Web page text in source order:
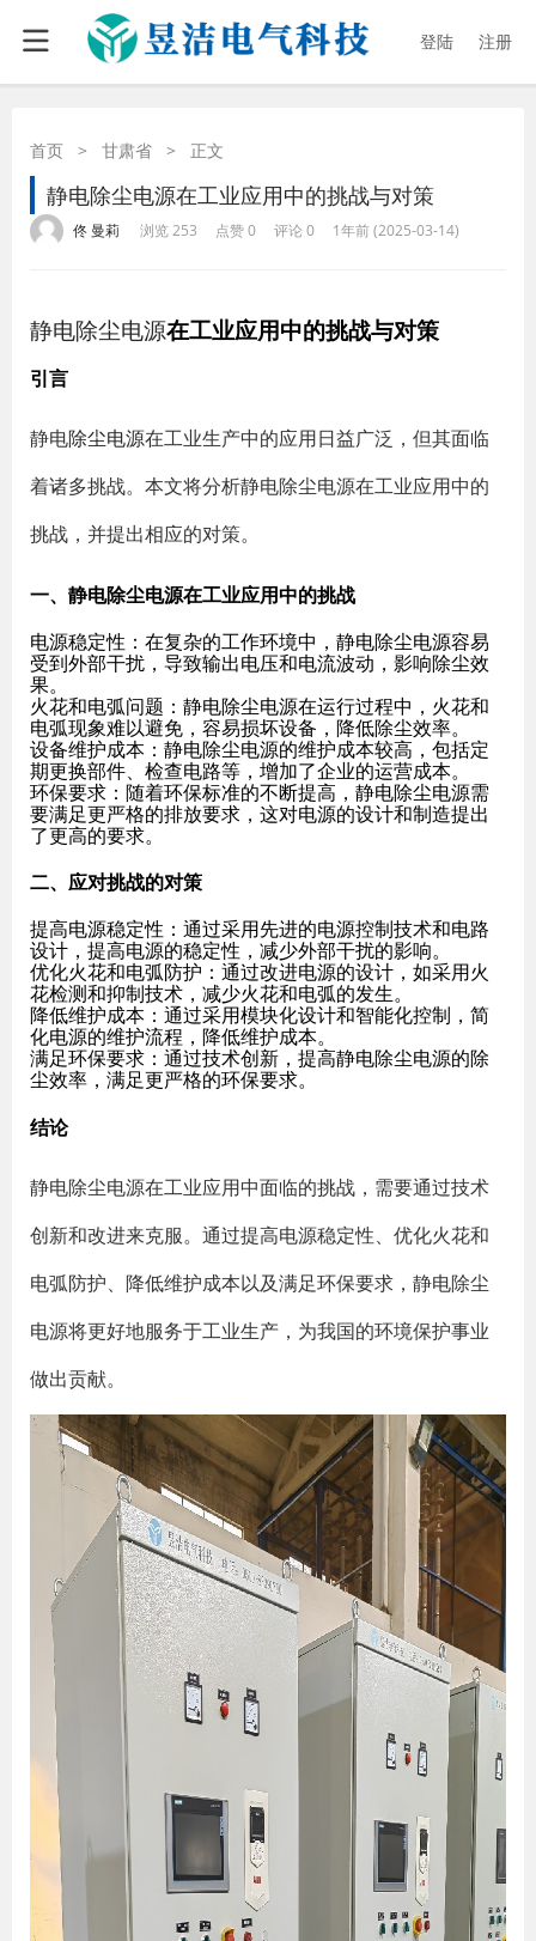
登陆 注册
首页 > 甘肃省 > 正文
静电除尘电源在工业应用中的挑战与对策
佟 曼莉 浏览 253 点赞 0 评论 0 1年前 (2025-03-14)
静电除尘电源在工业应用中的挑战与对策
引言
静电除尘电源在工业生产中的应用日益广泛，但其面临
着诸多挑战。本文将分析静电除尘电源在工业应用中的
挑战，并提出相应的对策。
一、静电除尘电源在工业应用中的挑战
电源稳定性 ：在复杂的工作环境中，静电除尘电源容易
受到外部干扰，导致输出电压和电流波动，影响除尘效
果。
火花和电弧问题 ：静电除尘电源在运行过程中，火花和
电弧现象难以避免，容易损坏设备，降低除尘效率。
设备维护成本 ：静电除尘电源的维护成本较高，包括定
期更换部件、检查电路等，增加了企业的运营成本。
环保要求 ：随着环保标准的不断提高，静电除尘电源需
要满足更严格的排放要求，这对电源的设计和制造提出
了更高的要求。
二、应对挑战的对策
提高电源稳定性 ：通过采用先进的电源控制技术和电路
设计，提高电源的稳定性，减少外部干扰的影响。
优化火花和电弧防护 ：通过改进电源的设计，如采用火
花检测和抑制技术，减少火花和电弧的发生。
降低维护成本 ：通过采用模块化设计和智能化控制，简
化电源的维护流程，降低维护成本。
满足环保要求 ：通过技术创新，提高静电除尘电源的除
尘效率，满足更严格的环保要求。
结论
静电除尘电源在工业应用中面临的挑战，需要通过技术
创新和改进来克服。通过提高电源稳定性、优化火花和
电弧防护、降低维护成本以及满足环保要求，静电除尘
电源将更好地服务于工业生产，为我国的环境保护事业
做出贡献。